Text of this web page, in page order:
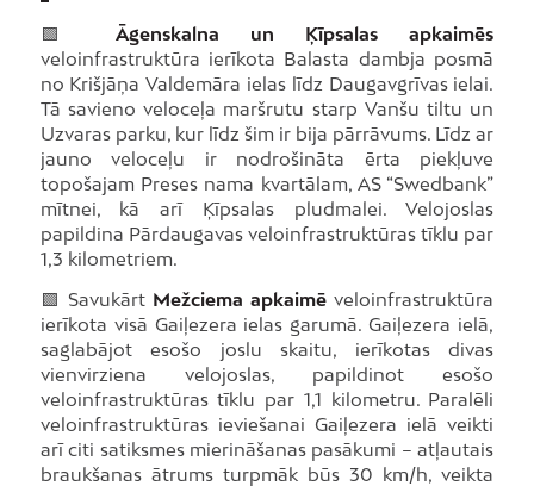
🟩 Āgenskalna un Ķīpsalas apkaimēs
veloinfrastruktūra ierīkota Balasta dambja posmā
no Krišjāņa Valdemāra ielas līdz Daugavgrīvas ielai.
Tā savieno veloceļa maršrutu starp Vanšu tiltu un
Uzvaras parku, kur līdz šim ir bija pārrāvums. Līdz ar
jauno veloceļu ir nodrošināta ērta piekļuve
topošajam Preses nama kvartālam, AS “Swedbank”
mītnei, kā arī Ķīpsalas pludmalei. Velojoslas
papildina Pārdaugavas veloinfrastruktūras tīklu par
1,3 kilometriem.
🟩 Savukārt Mežciema apkaimē veloinfrastruktūra
ierīkota visā Gaiļezera ielas garumā. Gaiļezera ielā,
saglabājot esošo joslu skaitu, ierīkotas divas
vienvirziena velojoslas, papildinot esošo
veloinfrastruktūras tīklu par 1,1 kilometru. Paralēli
veloinfrastruktūras ieviešanai Gaiļezera ielā veikti
arī citi satiksmes mierināšanas pasākumi – atļautais
braukšanas ātrums turpmāk būs 30 km/h, veikta